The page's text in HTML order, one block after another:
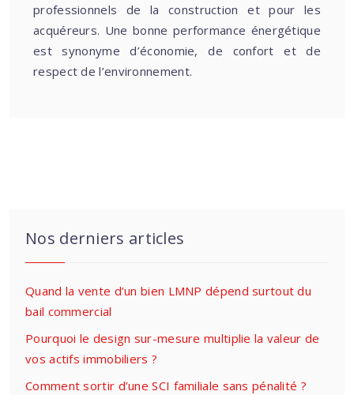
professionnels de la construction et pour les
acquéreurs. Une bonne performance énergétique
est synonyme d’économie, de confort et de
respect de l’environnement.
Nos derniers articles
Quand la vente d’un bien LMNP dépend surtout du
bail commercial
Pourquoi le design sur-mesure multiplie la valeur de
vos actifs immobiliers ?
Comment sortir d’une SCI familiale sans pénalité ?